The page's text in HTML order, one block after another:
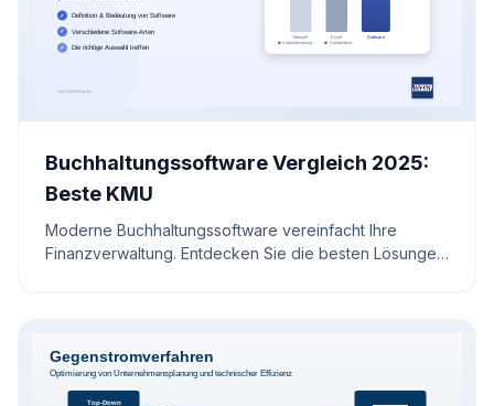
Buchhaltungssoftware Vergleich 2025:
Beste KMU
Moderne Buchhaltungssoftware vereinfacht Ihre
Finanzverwaltung. Entdecken Sie die besten Lösungen